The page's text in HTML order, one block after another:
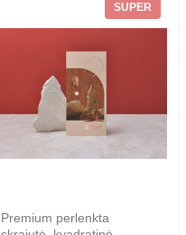
SUPER
Premium perlenkta